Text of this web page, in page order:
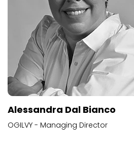
Alessandra Dal Bianco
OGILVY - Managing Director